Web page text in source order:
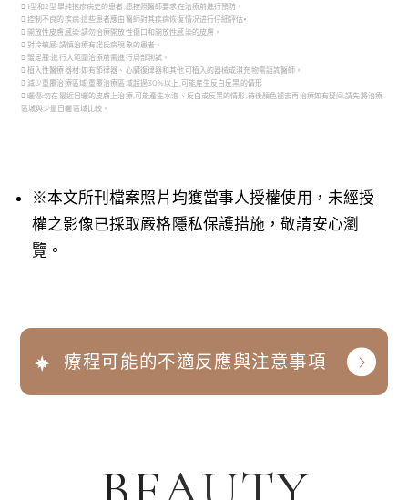
 1型和2型單純抱疹病史的患者,愿按照醫師要求在治療前進行預防。
 控制不良的疾病:這些患者應由醫師對其疾病恢復情况进行仔細評估•
 開放性皮膚感染:請勿治療開放性傷口和開放性感染的皮膚。
 對冷敏感:請慎治療有諾氏病現象的患者。
 蟹足腫:進行大範圍治療前需進行局部測試。
 植入性醫療器材:如有節律器、心臟復律器和其他可植入的器械或淇充物需語詢醫師。
 減少重覆治療區域:重覆治療區域超過30%以上,可能産生反白反黑的情形
 曬傷:勿在最近日曬的皮膚上治療,可能產生水泡、反白或反黑的情形,待後顏色褪去再治療如有疑间,請先將治療
區城與少量日曬區域比較。
※本文所刊檔案照片均獲當事人授權使用，未經授
權之影像已採取嚴格隱私保護措施，敬請安心瀏
覽。
療程可能的不適反應與注意事項